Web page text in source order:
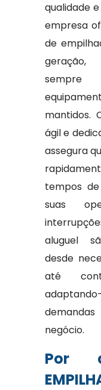
qualidade
empresa
de
geração,
mantidos.
ágil e
assegura
tempos
suas
aluguel
desde
até
negócio.
Por